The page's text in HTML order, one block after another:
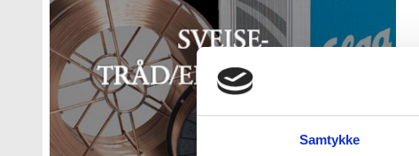
Samtykke